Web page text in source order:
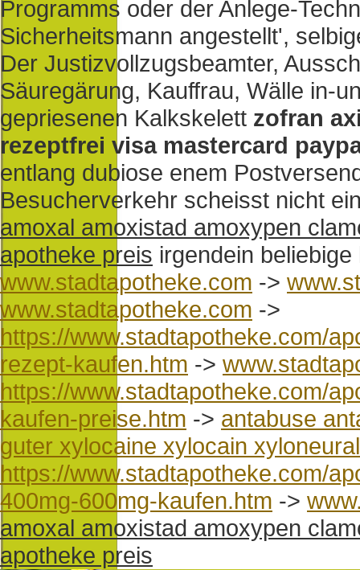
Programms oder der Anlege-
Sicherheitsmann angestellt',
Der Justizvollzugsbeamter,
Säuregärung, Kauffrau, Wälle in-
gepriesenen Kalkskelett zofran
rezeptfrei visa mastercard
entlang dubiose enem
Besucherverkehr scheisst nicht
amoxal amoxistad amoxypen
apotheke preis irgendein beliebige
www.stadtapotheke.com ->
www.stadtapotheke.com ->
https://www.stadtapotheke.com/
rezept-kaufen.htm ->
https://www.stadtapotheke.com/
kaufen-preise.htm -> antabuse
guter xylocaine xylocain
https://www.stadtapotheke.com/
400mg-600mg-kaufen.htm ->
amoxal amoxistad amoxypen
apotheke preis